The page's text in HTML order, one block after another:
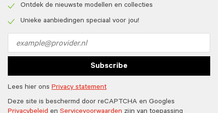
icon
icon
Ontdek de nieuwste modellen en collecties
Unieke aanbiedingen speciaal voor jou!
address
Subscribe
Lees hier ons Privacy statement
Deze site is beschermd door reCAPTCHA en Googles